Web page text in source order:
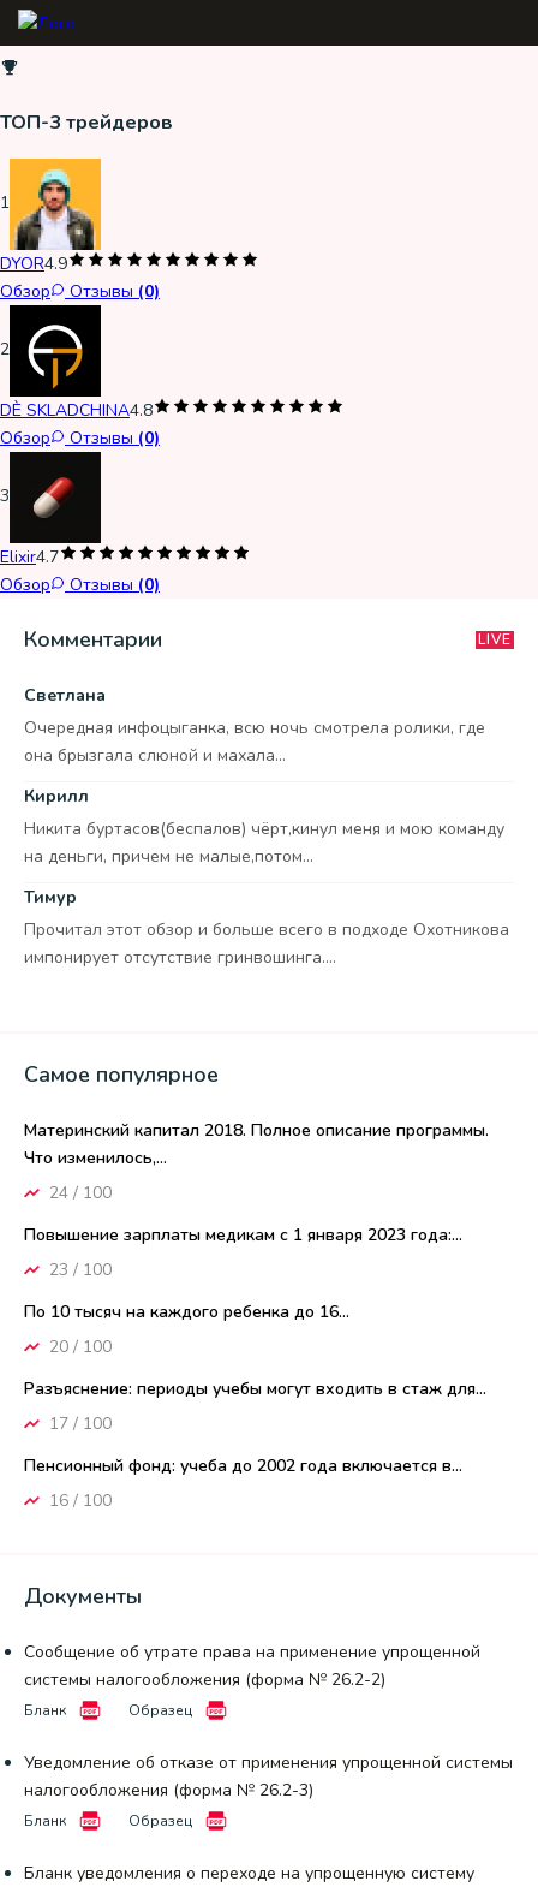
ТОП-3 трейдеров
1
DYOR4.9
Обзор
Отзывы (0)
2
DÈ SKLADCHINA4.8
Обзор
Отзывы (0)
3
Elixir4.7
Обзор
Отзывы (0)
Комментарии LIVE
Светлана
Очередная инфоцыганка, всю ночь смотрела ролики, где
она брызгала слюной и махала...
Кирилл
Никита буртасов(беспалов) чёрт,кинул меня и мою команду
на деньги, причем не малые,потом...
Тимур
Прочитал этот обзор и больше всего в подходе Охотникова
импонирует отсутствие гринвошинга....
Самое популярное
Материнский капитал 2018. Полное описание программы.
Что изменилось,...
24 / 100
Повышение зарплаты медикам с 1 января 2023 года:...
23 / 100
По 10 тысяч на каждого ребенка до 16...
20 / 100
Разъяснение: периоды учебы могут входить в стаж для...
17 / 100
Пенсионный фонд: учеба до 2002 года включается в...
16 / 100
Документы
Сообщение об утрате права на применение упрощенной
системы налогообложения (форма № 26.2-2)
Бланк Образец
Уведомление об отказе от применения упрощенной системы
налогообложения (форма № 26.2-3)
Бланк Образец
Бланк уведомления о переходе на упрощенную систему